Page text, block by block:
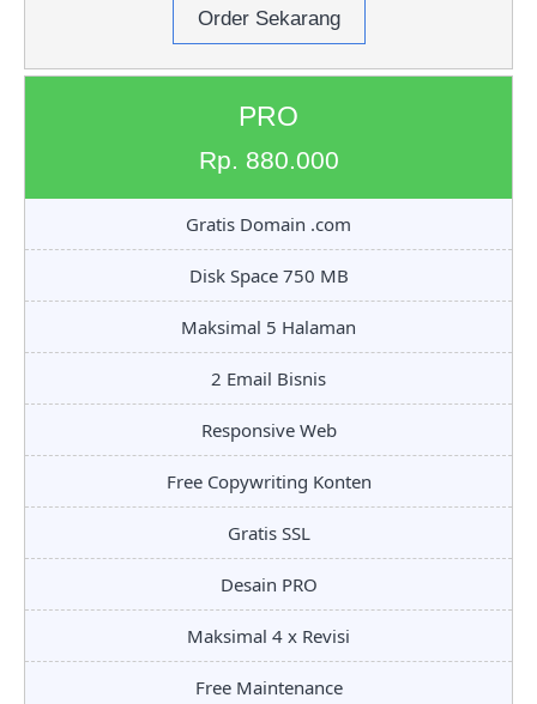
Order Sekarang
PRO
Rp. 880.000
Gratis Domain .com
Disk Space 750 MB
Maksimal 5 Halaman
2 Email Bisnis
Responsive Web
Free Copywriting Konten
Gratis SSL
Desain PRO
Maksimal 4 x Revisi
Free Maintenance